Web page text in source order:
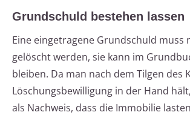
Grundschuld bestehen lassen
Eine eingetragene Grundschuld muss
gelöscht werden, sie kann im
bleiben. Da man nach dem Tilgen des
Löschungsbewilligung in der Hand
als Nachweis, dass die Immobilie